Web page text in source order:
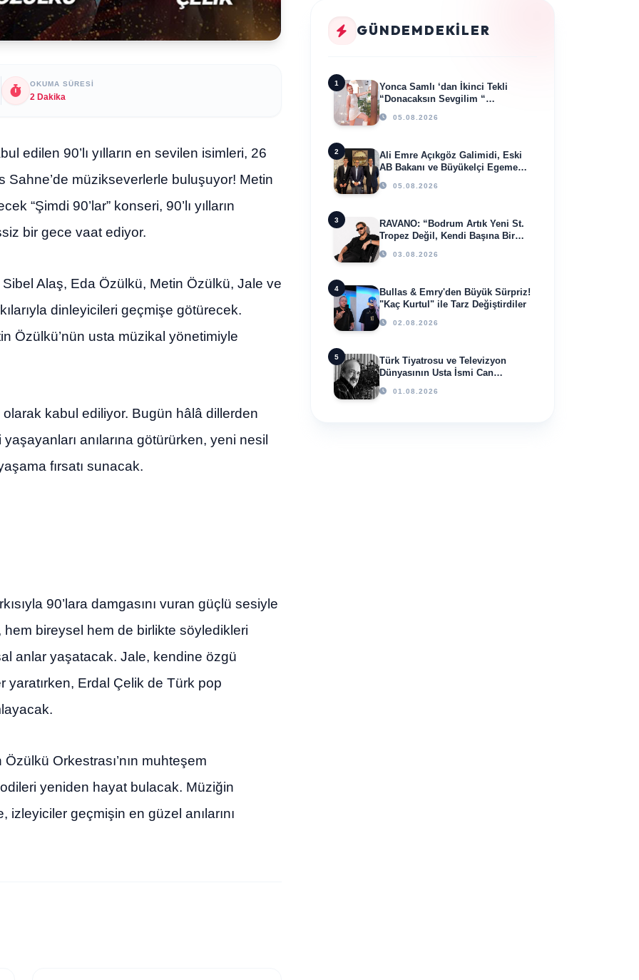
OKUMA SÜRESI
2 Dakika
edilen 90’lı yılların en sevilen isimleri, 26
Sahne’de müzikseverlerle buluşuyor! Metin
“Şimdi 90’lar” konseri, 90’lı yılların
bir gece vaat ediyor.
Alaş, Eda Özülkü, Metin Özülkü, Jale ve
dinleyicileri geçmişe götürecek.
Özülkü’nün usta müzikal yönetimiyle
olarak kabul ediliyor. Bugün hâlâ dillerden
anılarına götürürken, yeni nesil
fırsatı sunacak.
90’lara damgasını vuran güçlü sesiyle
bireysel hem de birlikte söyledikleri
anlar yaşatacak. Jale, kendine özgü
Erdal Çelik de Türk pop
Orkestrası’nın muhteşem
yeniden hayat bulacak. Müziğin
geçmişin en güzel anılarını
GÜNDEMDEKILER
1
Yonca Samlı ‘dan İkinci Tekli
“Donacaksın Sevgilim “
yayımlandı
05.08.2026
2
Ali Emre Açıkgöz Galimidi, Eski
AB Bakanı ve Büyükelçi Egemen
Bağış ile Bir Araya Geldi
05.08.2026
3
RAVANO: “Bodrum Artık Yeni St.
Tropez Değil, Kendi Başına Bir
Referans”
03.08.2026
4
Bullas & Emry'den Büyük Sürpriz!
"Kaç Kurtul" ile Tarz Değiştirdiler
02.08.2026
5
Türk Tiyatrosu ve Televizyon
Dünyasının Usta İsmi Can
Kolukısa Hayatını Kaybetti
01.08.2026